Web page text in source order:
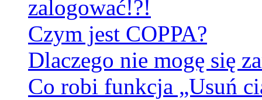
zalogować!?!
Czym jest COPPA?
Dlaczego nie mogę się
Co robi funkcja „Usuń